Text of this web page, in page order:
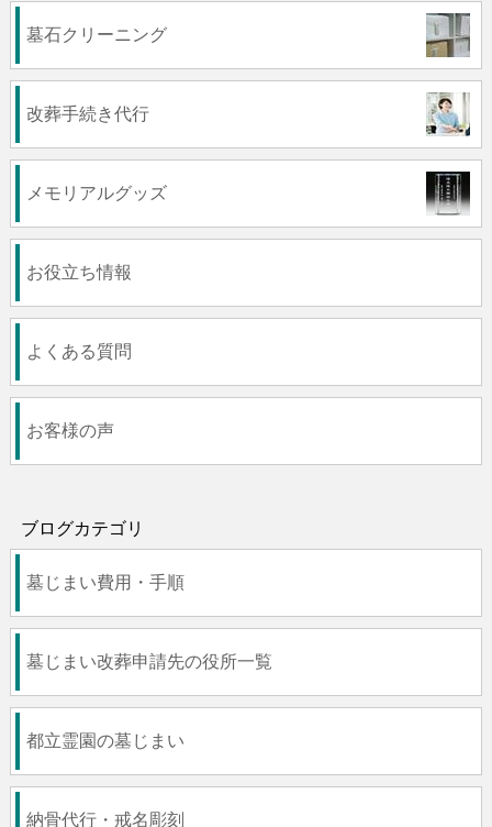
墓石クリーニング
改葬手続き代行
メモリアルグッズ
お役立ち情報
よくある質問
お客様の声
ブログカテゴリ
墓じまい費用・手順
墓じまい改葬申請先の役所一覧
都立霊園の墓じまい
納骨代行・戒名彫刻